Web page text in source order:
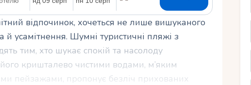
відпочинок, хочеться не лише вишуканого
й усамітнення. Шумні туристичні пляжі з
тим, хто шукає спокій та насолоду
кришталево чистими водами, м’яким
пейзажами, пропонує безліч прихованих